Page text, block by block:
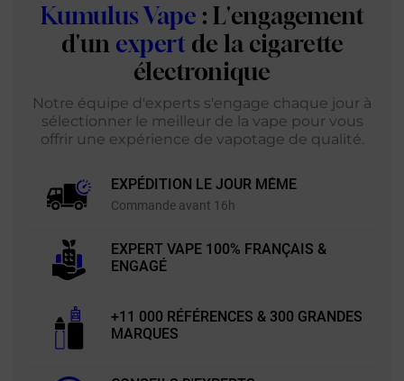
Kumulus Vape : L'engagement
d'un expert de la cigarette
électronique
Notre équipe d'experts s'engage chaque jour à
sélectionner le meilleur de la vape pour vous
offrir une expérience de vapotage de qualité.
EXPÉDITION LE JOUR MÊME
Commande avant 16h
EXPERT VAPE 100% FRANÇAIS &
ENGAGÉ
+11 000 RÉFÉRENCES & 300 GRANDES
MARQUES